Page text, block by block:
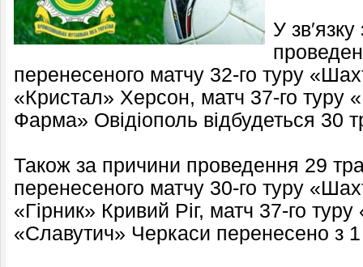
У
перенесеного матчу 32-го туру
«Кристал» Херсон, матч 37-го туру
Фарма» Овідіополь відбудеться 30
Також за причини проведення 29
перенесеного матчу 30-го туру
«Гірник» Кривий Ріг, матч 37-го
«Славутич» Черкаси перенесено з